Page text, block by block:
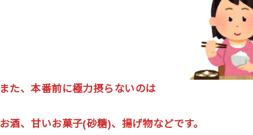
また、本番前に極力摂らないのは
お酒、甘いお菓子(砂糖)、揚げ物などです。